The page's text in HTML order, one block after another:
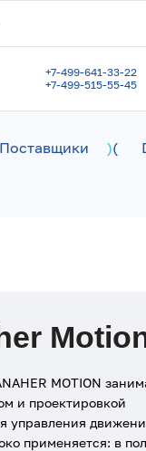
+7-499-641-33-22
+7-499-515-55-45
Поставщики )(
MOTION
и проектировкой
управления
применяется: в